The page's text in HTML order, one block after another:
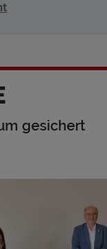
gesichert